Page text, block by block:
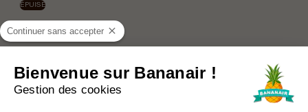
ÉPUISÉ
Continuer sans accepter
Bienvenue sur Bananair !
Gestion des cookies
Plateforme de Gestion du